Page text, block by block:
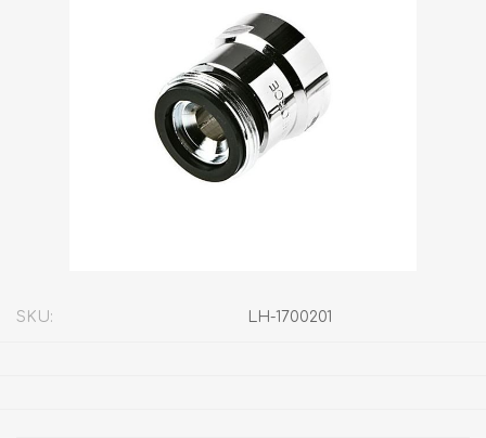
SKU: LH-1700201